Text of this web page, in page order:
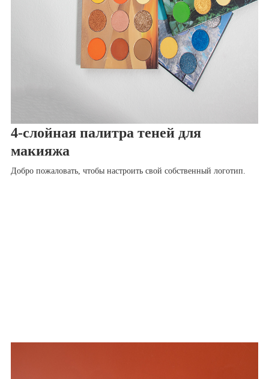
4-слойная палитра теней для
макияжа
Добро пожаловать, чтобы настроить свой собственный логотип.